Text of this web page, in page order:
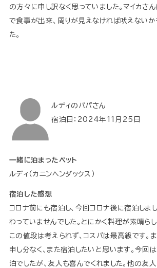
の方々に申し訳なく思っていました。マイカさ
で食事が出来、周りが見えなければ吠えないか
た。
ルディのパパさん
宿泊日：2024年11月25日
一緒に泊まったペット
ルディ（カニンヘンダックス）
宿泊した感想
コロナ前にも宿泊し、今回コロナ後に宿泊しま
わっていませんでした。とにかく料理が素晴ら
この値段は考えられず、コスパは最高級です。
申し分なく、また宿泊したいと思います。今回
泊でしたが、友人も喜んでくれました。他の友